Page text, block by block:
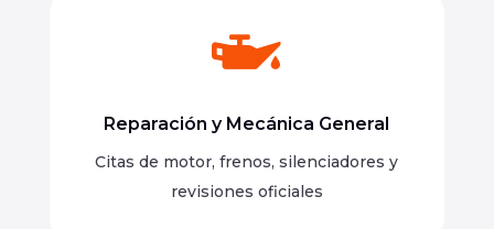

Reparación y Mecánica General
Citas de motor, frenos, silenciadores y
revisiones oficiales